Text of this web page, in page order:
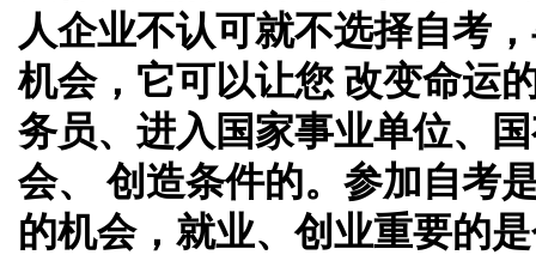
人企业不认可就不选择自考
机会，它可以让您 改变命运
务员、进入国家事业单位、
会、 创造条件的。参加自考
的机会，就业、创业重要的